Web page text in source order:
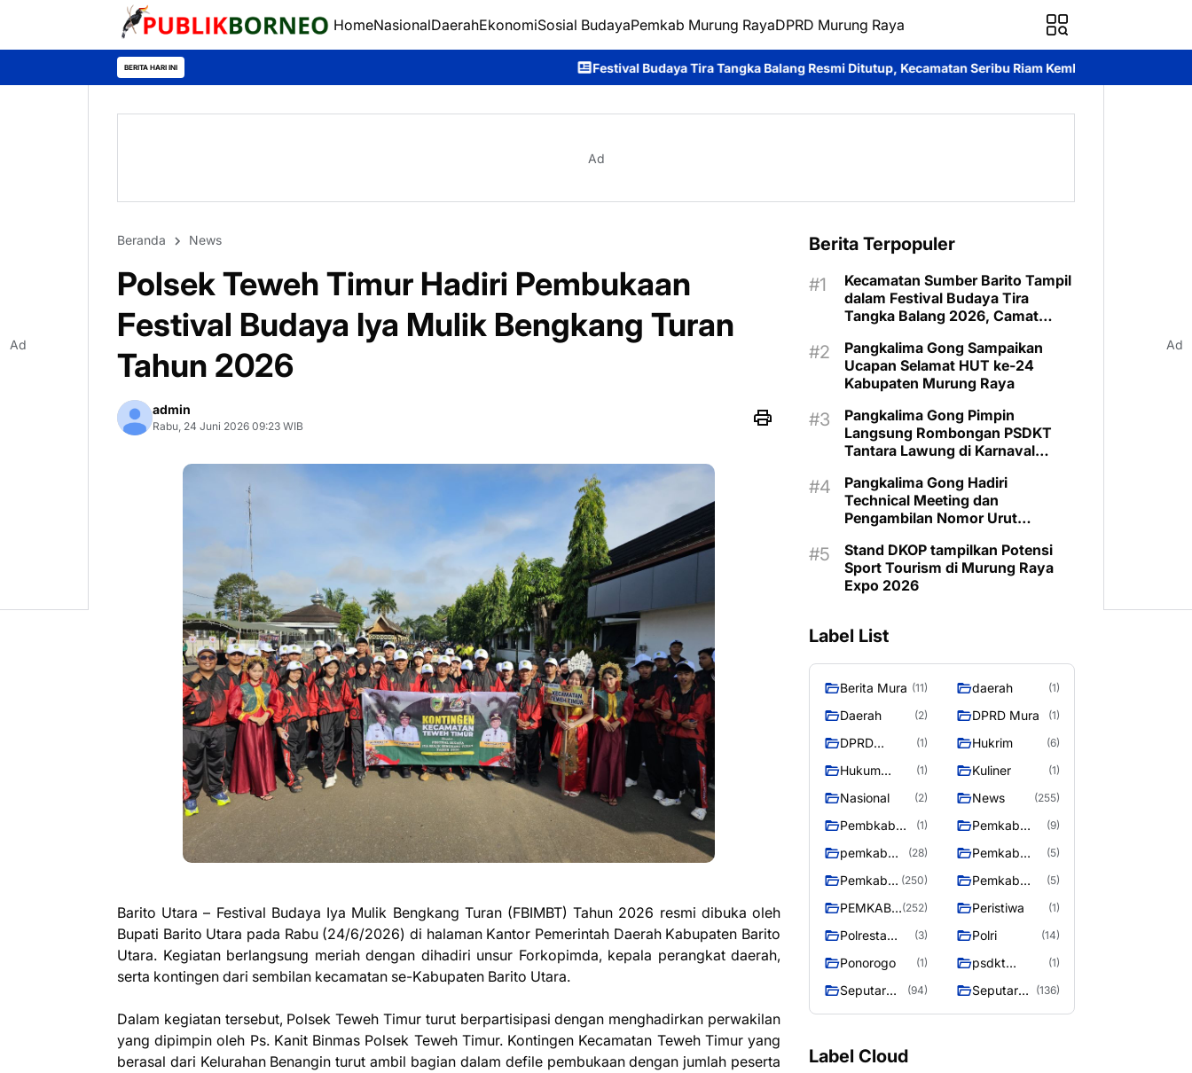
HomeNasionalDaerahEkonomiSosial BudayaPemkab Murung RayaDPRD Murung Raya
BERITA HARI INI Festival Budaya Tira Tangka Balang Resmi Ditutup, Kecamatan Seribu Riam Kembali Raih Juara Umum Cegah Premanisme,
Ad
Beranda News
Polsek Teweh Timur Hadiri Pembukaan
Festival Budaya Iya Mulik Bengkang Turan
Tahun 2026
admin
Rabu, 24 Juni 2026 09:23 WIB
Barito Utara – Festival Budaya Iya Mulik Bengkang Turan (FBIMBT) Tahun 2026 resmi dibuka oleh
Bupati Barito Utara pada Rabu (24/6/2026) di halaman Kantor Pemerintah Daerah Kabupaten Barito
Utara. Kegiatan berlangsung meriah dengan dihadiri unsur Forkopimda, kepala perangkat daerah,
serta kontingen dari sembilan kecamatan se-Kabupaten Barito Utara.
Dalam kegiatan tersebut, Polsek Teweh Timur turut berpartisipasi dengan menghadirkan perwakilan
yang dipimpin oleh Ps. Kanit Binmas Polsek Teweh Timur. Kontingen Kecamatan Teweh Timur yang
berasal dari Kelurahan Benangin turut ambil bagian dalam defile pembukaan dengan jumlah peserta
Berita Terpopuler
Kecamatan Sumber Barito Tampil
dalam Festival Budaya Tira
Tangka Balang 2026, Camat
Pangkalima Gong Sampaikan
Ucapan Selamat HUT ke-24
Kabupaten Murung Raya
Pangkalima Gong Pimpin
Langsung Rombongan PSDKT
Tantara Lawung di Karnaval
Pangkalima Gong Hadiri
Technical Meeting dan
Pengambilan Nomor Urut
Balang 2026
Stand DKOP tampilkan Potensi
Sport Tourism di Murung Raya
Expo 2026
Label List
Berita Mura (11) daerah (1)
Daerah (2) DPRD Mura (1)
DPRD
RAYA
(1) Hukrim (6)
Hukum
(1) Kuliner (1)
Nasional (2) News (255)
Pembkab
Murung raya
(1)
Pemkab
(9)
pemkab
Raya
(28)
Pemkab
(5)
Pemkab
raya
(250)
Pemkab
Raya
(5)
PEMKAB
RAYA
(252) Peristiwa (1)
Polresta
Raya
(3) Polri (14)
Ponorogo (1)
psdkt
murung raya
(1)
Seputar
Raya
(94)
Seputar
(136)
Label Cloud
Ad Ad